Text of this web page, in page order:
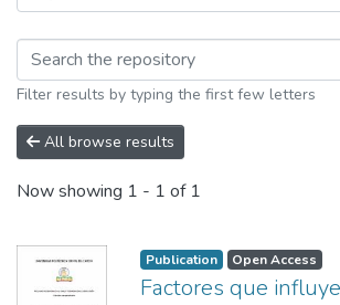
Browsing Facultad de
Filter results by typing the first few letters
All browse results
Now showing 1 - 1 of 1
Publication Open Access
Factores que